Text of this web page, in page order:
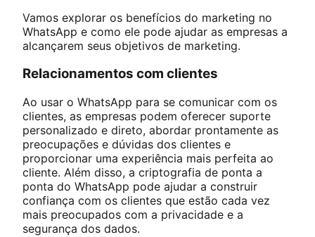
Vamos explorar os benefícios do marketing no
WhatsApp e como ele pode ajudar as empresas a
alcançarem seus objetivos de marketing.
Relacionamentos com clientes
Ao usar o WhatsApp para se comunicar com os
clientes, as empresas podem oferecer suporte
personalizado e direto, abordar prontamente as
preocupações e dúvidas dos clientes e
proporcionar uma experiência mais perfeita ao
cliente. Além disso, a criptografia de ponta a
ponta do WhatsApp pode ajudar a construir
confiança com os clientes que estão cada vez
mais preocupados com a privacidade e a
segurança dos dados.